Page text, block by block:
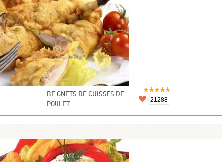
BEIGNETS DE CUISSES DE
POULET
21288